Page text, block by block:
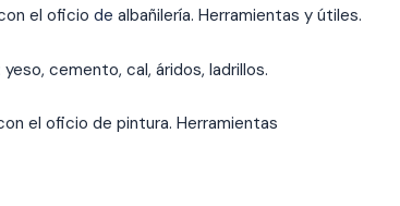
el oficio de albañilería. Herramientas y útiles.
cemento, cal, áridos, ladrillos.
el oficio de pintura. Herramientas